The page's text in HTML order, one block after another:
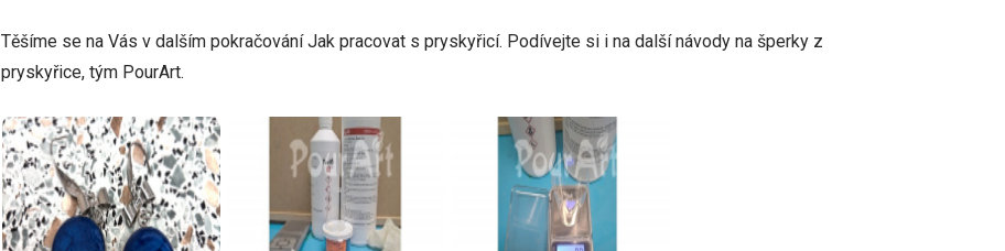
Těšíme se na Vás v dalším pokračování Jak pracovat s pryskyřicí. Podívejte si i na další návody na šperky z
pryskyřice, tým PourArt.